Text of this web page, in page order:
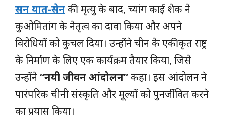
सन यात-सेनकी मृत्यु के बाद, च्यांग काई शेक ने
कुओमितांग के नेतृत्व का दावा किया और अपने
विरोधियों को कुचल दिया। उन्होंने चीन के एकीकृत राष्ट्र
के निर्माण के लिए एक कार्यक्रम तैयार किया, जिसे
उन्होंने“नयी जीवन आंदोलन”कहा। इस आंदोलन ने
पारंपरिक चीनी संस्कृति और मूल्यों को पुनर्जीवित करने
का प्रयास किया।